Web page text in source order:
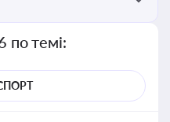
по темі: